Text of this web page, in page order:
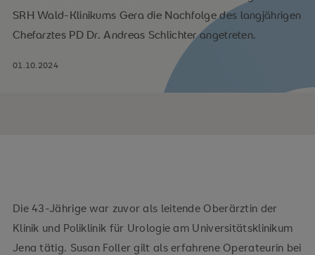
SRH Wald-Klinikums Gera die Nachfolge des langjährigen
Chefarztes PD Dr. Andreas Schlichter angetreten.
01.10.2024
Die 43-Jährige war zuvor als leitende Oberärztin der
Klinik und Poliklinik für Urologie am Universitätsklinikum
Jena tätig. Susan Foller gilt als erfahrene Operateurin bei